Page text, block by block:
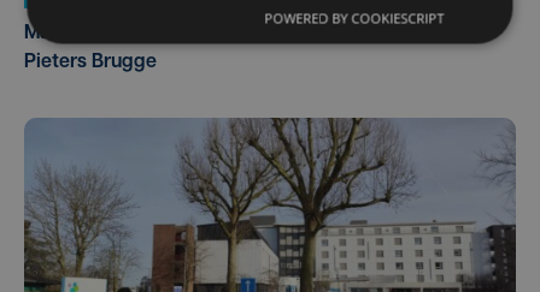
Man en vrouw dood aangetroffen in woning in Sint-
Pieters Brugge
POWERED BY COOKIESCRIPT